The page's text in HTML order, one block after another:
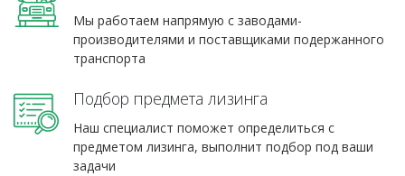
Мы работаем напрямую с заводами-
производителями и поставщиками подержанного
транспорта
Подбор предмета лизинга
Наш специалист поможет определиться с
предметом лизинга, выполнит подбор под ваши
задачи